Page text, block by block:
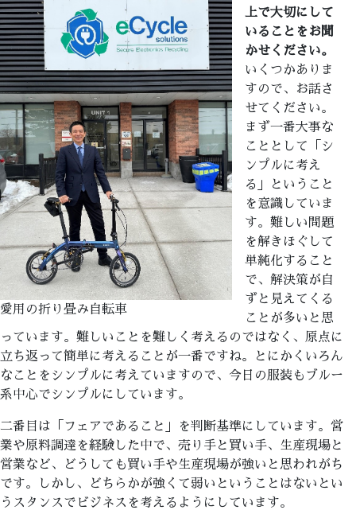
愛用の折り畳み自転車
上で大切にして
いることをお聞
かせください。
いくつかありま
すので、お話さ
せてください。
まず一番大事な
こととして「シ
ンプルに考え
る」ということ
を意識していま
す。難しい問題
を解きほぐして
単純化すること
で、解決策が自
ずと見えてくる
ことが多いと思
っています。難しいことを難しく考えるのではなく、原点に
立ち返って簡単に考えることが一番ですね。とにかくいろん
なことをシンプルに考えていますので、今日の服装もブルー
系中心でシンプルにしています。
二番目は「フェアであること」を判断基準にしています。営
業や原料調達を経験した中で、売り手と買い手、生産現場と
営業など、どうしても買い手や生産現場が強いと思われがち
です。しかし、どちらかが強くて弱いということはないとい
うスタンスでビジネスを考えるようにしています。